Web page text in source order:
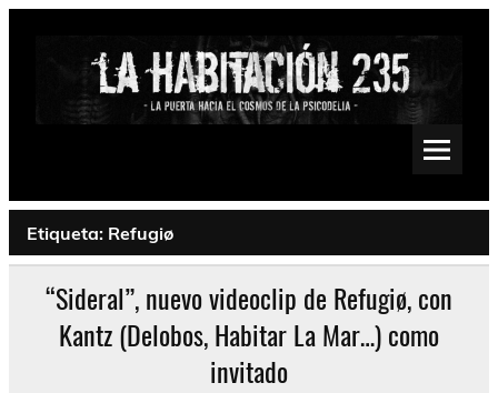
Saltar
Psychedelic, Stoner, Doom, Sludge, Fuzz, Space, Drone
Etiqueta: Refugiø
“Sideral”, nuevo videoclip de Refugiø, con
Kantz (Delobos, Habitar La Mar…) como
invitado